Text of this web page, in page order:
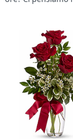
Bouquet di